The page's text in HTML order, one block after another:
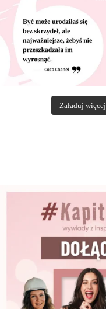
Załaduj więcej